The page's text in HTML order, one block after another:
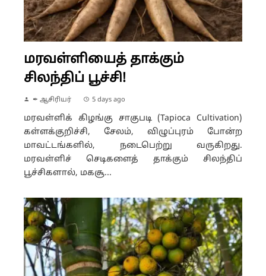
மரவள்ளியைத் தாக்கும்
சிலந்திப் பூச்சி!
✒ ஆசிரியர் 5 days ago
மரவள்ளிக் கிழங்கு சாகுபடி (Tapioca Cultivation)
கள்ளக்குறிச்சி, சேலம், விழுப்புரம் போன்ற
மாவட்டங்களில், நடைபெற்று வருகிறது.
மரவள்ளிச் செடிகளைத் தாக்கும் சிலந்திப்
பூச்சிகளால், மகசூ...